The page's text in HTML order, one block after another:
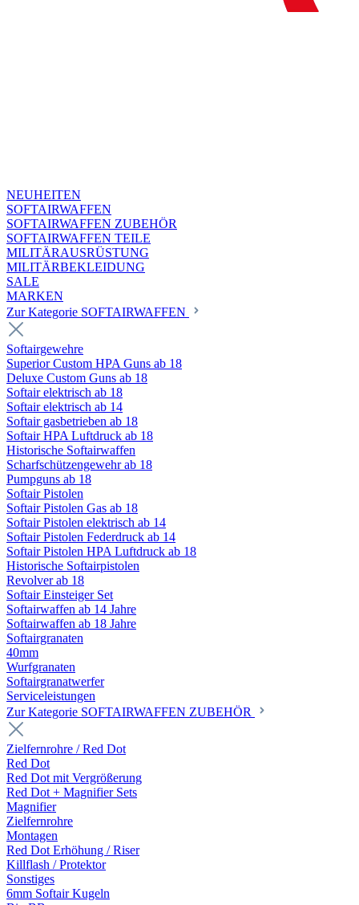
NEUHEITEN
SOFTAIRWAFFEN
SOFTAIRWAFFEN ZUBEHÖR
SOFTAIRWAFFEN TEILE
MILITÄRAUSRÜSTUNG
MILITÄRBEKLEIDUNG
SALE
MARKEN
Zur Kategorie SOFTAIRWAFFEN
Softairgewehre
Superior Custom HPA Guns ab 18
Deluxe Custom Guns ab 18
Softair elektrisch ab 18
Softair elektrisch ab 14
Softair gasbetrieben ab 18
Softair HPA Luftdruck ab 18
Historische Softairwaffen
Scharfschützengewehr ab 18
Pumpguns ab 18
Softair Pistolen
Softair Pistolen Gas ab 18
Softair Pistolen elektrisch ab 14
Softair Pistolen Federdruck ab 14
Softair Pistolen HPA Luftdruck ab 18
Historische Softairpistolen
Revolver ab 18
Softair Einsteiger Set
Softairwaffen ab 14 Jahre
Softairwaffen ab 18 Jahre
Softairgranaten
40mm
Wurfgranaten
Softairgranatwerfer
Serviceleistungen
Zur Kategorie SOFTAIRWAFFEN ZUBEHÖR
Zielfernrohre / Red Dot
Red Dot
Red Dot mit Vergrößerung
Red Dot + Magnifier Sets
Magnifier
Zielfernrohre
Montagen
Red Dot Erhöhung / Riser
Killflash / Protektor
Sonstiges
6mm Softair Kugeln